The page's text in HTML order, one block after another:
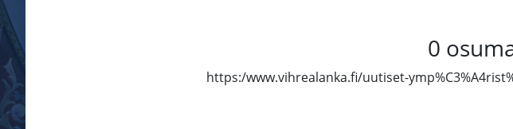
0
https:/www.vihrealanka.fi/uutiset-